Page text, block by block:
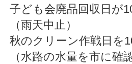
子ども会廃品回収日が
（雨天中止）
秋のクリーン作戦日を
（水路の水量を市に確